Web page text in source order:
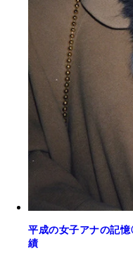
平成の女子アナの記
績